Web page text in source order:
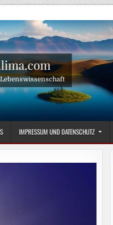
IMPRESSUM UND DATENSCHUTZ